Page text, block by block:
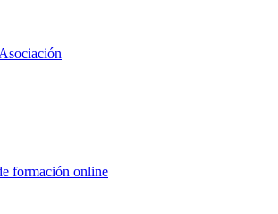
formación online